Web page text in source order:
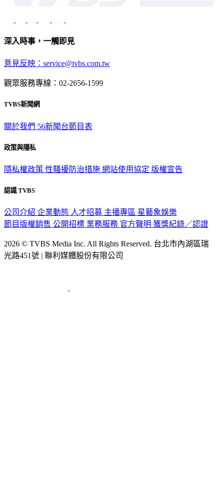
深入時事，一觸即見
意見反映：service@tvbs.com.tw
觀眾服務專線：02-2656-1599
TVBS新聞網
關於我們 56新聞台節目表
政策與隱私
隱私權政策 性騷擾防治措施 網站使用協定 版權宣告
認識 TVBS
公司介紹 企業動態 人才招募 主播專區 星藝象娛樂
節目版權銷售 公開招標 業務服務 官方聲明 獲獎紀錄／認證
2026 © TVBS Media Inc. All Rights Reserved. 台北市內湖區瑞
光路451號 | 聯利媒體股份有限公司